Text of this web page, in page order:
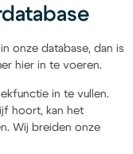
onze database, dan is
hier in te voeren.
in te vullen.
hoort, kan het
Wij breiden onze